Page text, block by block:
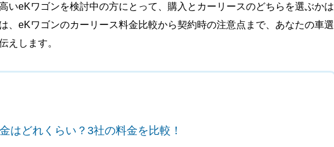
いeKワゴンを検討中の方にとって、購入とカーリースのどちらを選ぶかは
、eKワゴンのカーリース料金比較から契約時の注意点まで、あなたの車選
えします。
はどれくらい？3社の料金を比較！